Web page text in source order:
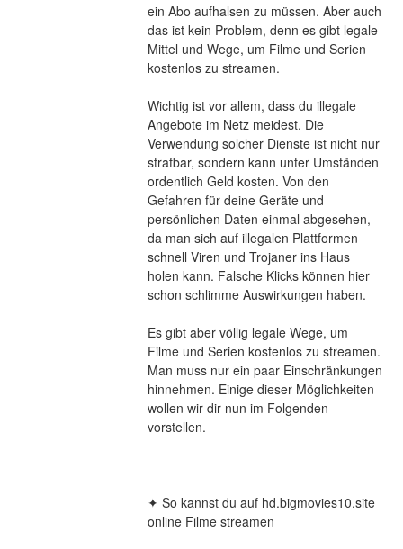
ein Abo aufhalsen zu müssen. Aber auch
das ist kein Problem, denn es gibt legale
Mittel und Wege, um Filme und Serien
kostenlos zu streamen.
Wichtig ist vor allem, dass du illegale
Angebote im Netz meidest. Die
Verwendung solcher Dienste ist nicht nur
strafbar, sondern kann unter Umständen
ordentlich Geld kosten. Von den
Gefahren für deine Geräte und
persönlichen Daten einmal abgesehen,
da man sich auf illegalen Plattformen
schnell Viren und Trojaner ins Haus
holen kann. Falsche Klicks können hier
schon schlimme Auswirkungen haben.
Es gibt aber völlig legale Wege, um
Filme und Serien kostenlos zu streamen.
Man muss nur ein paar Einschränkungen
hinnehmen. Einige dieser Möglichkeiten
wollen wir dir nun im Folgenden
vorstellen.
✦ So kannst du auf hd.bigmovies10.site
online Filme streamen